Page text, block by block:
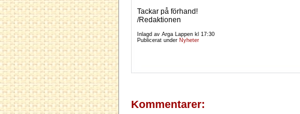
Tackar på förhand!
/Redaktionen
Inlagd av Arga Lappen kl 17:30
Publicerat under Nyheter
Kommentarer: